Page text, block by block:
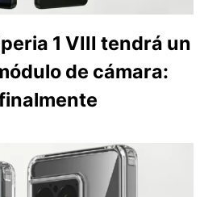
1 VIII tendrá un
de cámara: